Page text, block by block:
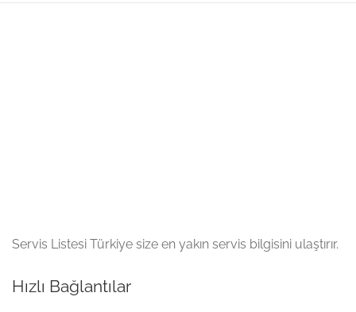
Servis Listesi Türkiye size en yakın servis bilgisini ulaştırır.
Hızlı Bağlantılar